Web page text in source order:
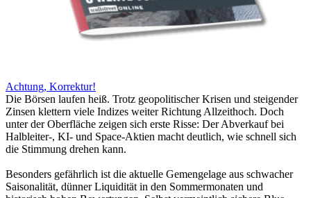
Achtung, Korrektur!
Die Börsen laufen heiß. Trotz geopolitischer Krisen und steigender
Zinsen klettern viele Indizes weiter Richtung Allzeithoch. Doch
unter der Oberfläche zeigen sich erste Risse: Der Abverkauf bei
Halbleiter-, KI- und Space-Aktien macht deutlich, wie schnell sich
die Stimmung drehen kann.
Besonders gefährlich ist die aktuelle Gemengelage aus schwacher
Saisonalität, dünner Liquidität in den Sommermonaten und